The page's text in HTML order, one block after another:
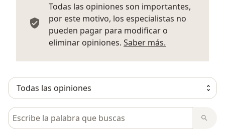
Todas las opiniones son importantes,
por este motivo, los especialistas no
pueden pagar para modificar o
eliminar opiniones. Saber más.
Busca en opiniones